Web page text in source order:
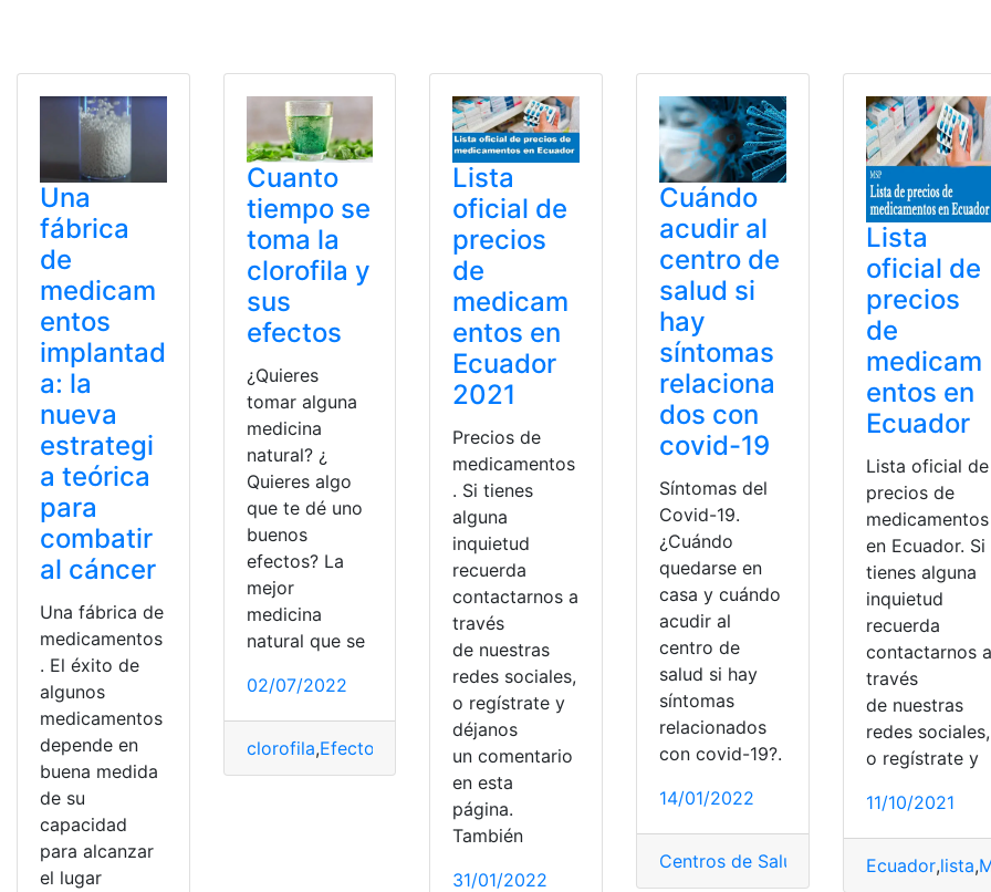
Una
fábrica
de
medicam
entos
implantad
a: la
nueva
estrategi
a teórica
para
combatir
al cáncer
Una fábrica de
medicamentos
. El éxito de
algunos
medicamentos
depende en
buena medida
de su
capacidad
para alcanzar
el lugar
Cuanto
tiempo se
toma la
clorofila y
sus
efectos
¿Quieres
tomar alguna
medicina
natural? ¿
Quieres algo
que te dé uno
buenos
efectos? La
mejor
medicina
natural que se
02/07/2022
clorofila,Efectos efectos adversos,Medicamentos ,Medicamentos naturales naturista ,
Lista
oficial de
precios
de
medicam
entos en
Ecuador
2021
Precios de
medicamentos
. Si tienes
alguna
inquietud
recuerda
contactarnos a
través
de nuestras
redes sociales,
o regístrate y
déjanos
un comentario
en esta
página.
También
31/01/2022
Cuándo
acudir al
centro de
salud si
hay
síntomas
relaciona
dos con
covid-19
Síntomas del
Covid-19.
¿Cuándo
quedarse en
casa y cuándo
acudir al
centro de
salud si hay
síntomas
relacionados
con covid-19?.
14/01/2022
Centros de Salud COVID-19,Ministerio
Lista
oficial de
precios
de
medicam
entos en
Ecuador
Lista oficial de
precios de
medicamentos
en Ecuador. Si
tienes alguna
inquietud
recuerda
contactarnos a
través
de nuestras
redes sociales,
o regístrate y
11/10/2021
Ecuador,lista,